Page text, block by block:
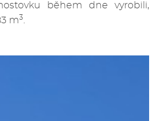
během dne vyrobili,
m3.